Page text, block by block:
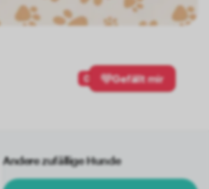
0 Gefällt mir
Andere zufällige Hunde